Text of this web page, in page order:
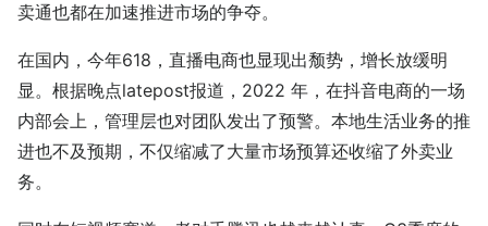
卖通也都在加速推进市场的争夺。
在国内，今年618，直播电商也显现出颓势，增长放缓明
显。根据晚点latepost报道，2022 年，在抖音电商的一场
内部会上，管理层也对团队发出了预警。本地生活业务的推
进也不及预期，不仅缩减了大量市场预算还收缩了外卖业
务。